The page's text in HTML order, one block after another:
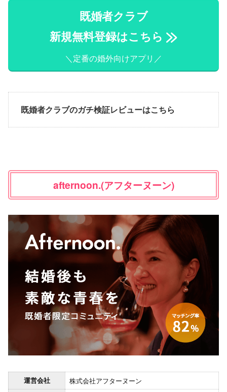
既婚者クラブ
新規無料登録はこちら
＼定番の婚外向けアプリ／
既婚者クラブのガチ検証レビューはこちら
afternoon.(アフターヌーン)
運営会社 株式会社アフターヌーン